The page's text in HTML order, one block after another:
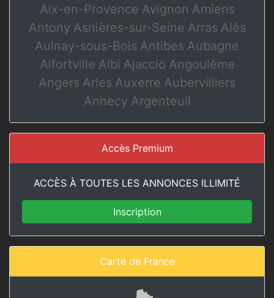
Aix-en-Provence Avignon Amiens
Antony Asnières-sur-Seine Arras Alès
Aulnay-sous-Bois Antibes Aubagne
Alfortville Albi Ajaccio Angoulême
Angers Arles Auxerre Aubervilliers
Annecy Argenteuil
Accès Premium
ACCÈS À TOUTES LES ANNONCES ILLIMITÉ
Inscription
Carte de France